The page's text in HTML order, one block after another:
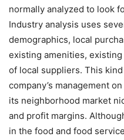
normally analyzed to look
Industry analysis uses
demographics, local
existing amenities,
of local suppliers. This
company’s management
its neighborhood market
and profit margins.
in the food and food